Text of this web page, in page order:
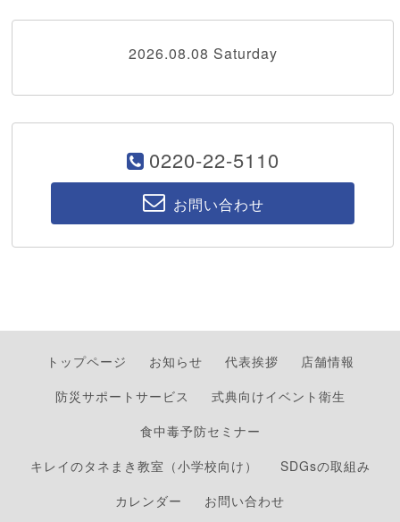
2026.08.08 Saturday
0220-22-5110
お問い合わせ
トップページ お知らせ 代表挨拶
店舗情報
防災サポートサービス
式典向けイベント衛生
食中毒予防セミナー
キレイのタネまき教室（小学校向け）
SDGsの取組み
カレンダー
お問い合わせ